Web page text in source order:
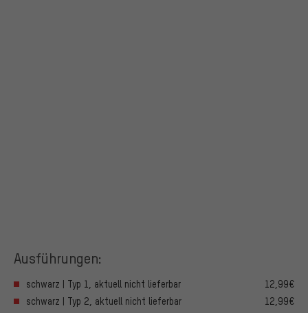
Ausführungen:
schwarz | Typ 1, aktuell nicht lieferbar
12,99€
schwarz | Typ 2, aktuell nicht lieferbar
12,99€